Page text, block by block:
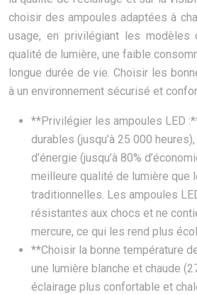
choisir des ampoules adaptées à
usage, en privilégiant les modèles
qualité de lumière, une faible
longue durée de vie. Choisir les
à un environnement sécurisé et
**Privilégier les ampoules LED
durables (jusqu’à 25 000
d’énergie (jusqu’à 80%
meilleure qualité de lumière que
traditionnelles. Les ampoules
résistantes aux chocs et ne
mercure, ce qui les rend plus
**Choisir la bonne température
une lumière blanche et chaude
éclairage plus confortable et